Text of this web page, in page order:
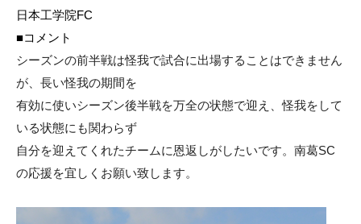
日本工学院FC
■コメント
シーズンの前半戦は怪我で試合に出場することはできません
が、長い怪我の期間を
有効に使いシーズン後半戦を万全の状態で迎え、怪我をして
いる状態にも関わらず
自分を迎えてくれたチームに恩返しがしたいです。南葛SC
の応援を宜しくお願い致します。